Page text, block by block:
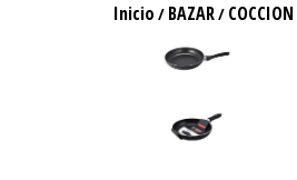
Inicio / BAZAR/ COCCION